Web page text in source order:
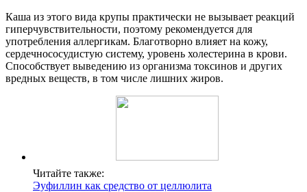
Каша из этого вида крупы практически не вызывает реакций
гиперчувствительности, поэтому рекомендуется для
употребления аллергикам. Благотворно влияет на кожу,
сердечнососудистую систему, уровень холестерина в крови.
Способствует выведению из организма токсинов и других
вредных веществ, в том числе лишних жиров.
Читайте также:
Эуфиллин как средство от целлюлита